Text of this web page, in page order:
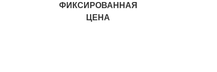
ФИКСИРОВАННАЯ
ЦЕНА